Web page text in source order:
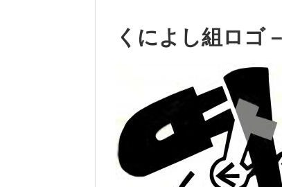
くによし組ロゴ